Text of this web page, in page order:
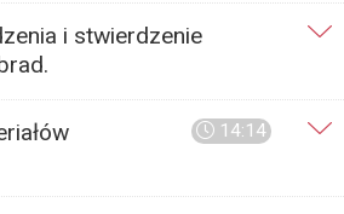
i stwierdzenie
14:14